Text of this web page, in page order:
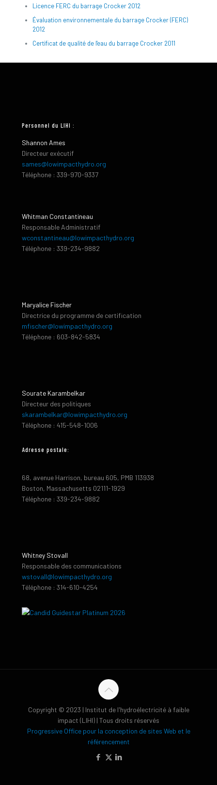
Licence FERC du barrage Crocker 2012
Évaluation environnementale du barrage Crocker (FERC)
2012
Certificat de qualité de l'eau du barrage Crocker 2011
Personnel du LIHI :
Shannon Ames
Directeur exécutif
sames@lowimpacthydro.org
Téléphone : 339-970-9337
Whitman Constantineau
Responsable Administratif
wconstantineau@lowimpacthydro.org
Téléphone : 339-234-9882
Maryalice Fischer
Directrice du programme de certification
mfischer@lowimpacthydro.org
Téléphone : 603-842-5834
Sourate Karambelkar
Directeur des politiques
skarambelkar@lowimpacthydro.org
Téléphone : 415-548-1006
Adresse postale:
68, avenue Harrison, bureau 605, PMB 113938
Boston, Massachusetts 02111-1929
Téléphone : 339-234-9882
Whitney Stovall
Responsable des communications
wstovall@lowimpacthydro.org
Téléphone : 314-610-4254
Copyright © 2023 | Institut de l'hydroélectricité à faible
impact (LIHI) | Tous droits réservés
Progressive Office pour la conception de sites Web et le
référencement